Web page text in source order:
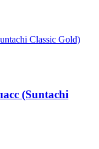
(Suntachi